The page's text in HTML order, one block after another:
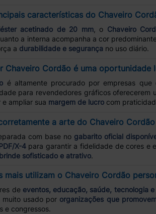
características do Chaveiro
acetinado de 20 mm, o Chaveiro
a interna acompanha a cor
a durabilidade e segurança no uso diário.
Chaveiro Cordão é uma oportunidade
é altamente procurado por empresas que
para revendedores gráficos oferecerem
ampliar sua margem de lucro com
a arte do Chaveiro
com base no gabarito oficial
X-4para garantir a fidelidade de cores e
brinde sofisticado e atrativo.
mais utilizam o Chaveiro Cordão
de eventos, educação, saúde, tecnologia
usado por organizações que
e congressos.